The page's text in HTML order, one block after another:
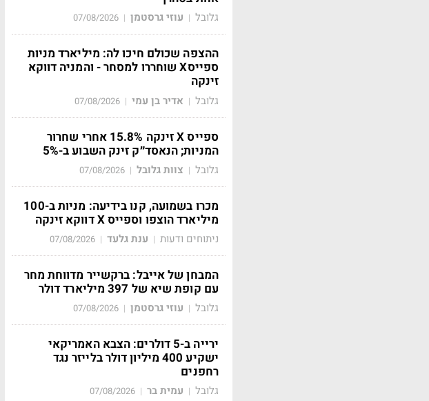
גלובל | עוזי גרסטמן |
07/08/2026
ההצפה שכולם חיכו לה: מיליארד מניות
ספייסX שוחררו למסחר - והמניה דווקא
זינקה
גלובל | אדיר בן עמי |
07/08/2026
ספייס X זינקה 15.8% אחרי שחרור
המניות; הנאסד״ק זינק השבוע ב-5%
גלובל | צוות גלובל |
07/08/2026
מכרו בשמועה, קנו בידיעה: מניות ב-100
מיליארד הוצפו וספייס X דווקא זינקה
ניתוחים ודעות | ענת גלעד |
07/08/2026
המבחן של אייבל: ברקשייר מדווחת מחר
עם קופת שיא של 397 מיליארד דולר
גלובל | עוזי גרסטמן |
07/08/2026
ירייה ב-5 דולרים: הצבא האמריקאי
ישקיע 400 מיליון דולר בלייזר נגד
רחפנים
גלובל | עמית בר |
07/08/2026